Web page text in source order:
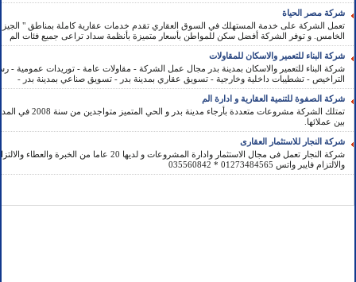
شركة مصر الحياة
تعمل الشركة على خدمة المستهلك في السوق العقاري تقدم خدمات عقارية كاملة بمناطق "
الخامس. و توفر الشركة أفضل سكن للمواطن بأسعار متميزة بأنظمة سداد تراعى جميع فئات الم
شركة البناء للتعمير والاسكان للمقاولات
شركة البناء للتعمير والاسكان بمدينة بدر مجال عمل الشركة - مقاولات عامة - توريدات عمومية -
التراخيص - تشطيبات داخلية وخارجية - تسويق عقاري بمدينة بدر - تسويق صناعي بمدينة بدر -
شركة الصفوة للتنمية العقارية و ادارة الم
تمتلك الشركة مشروعات
بين عملائها.
شركة النجار للاستثمار العقارى
شركة النجار تعمل فى مجال الاستثمار وادارة المشروعات و لديها
والالتزام فايبر واتس 01273484565 * 035560842